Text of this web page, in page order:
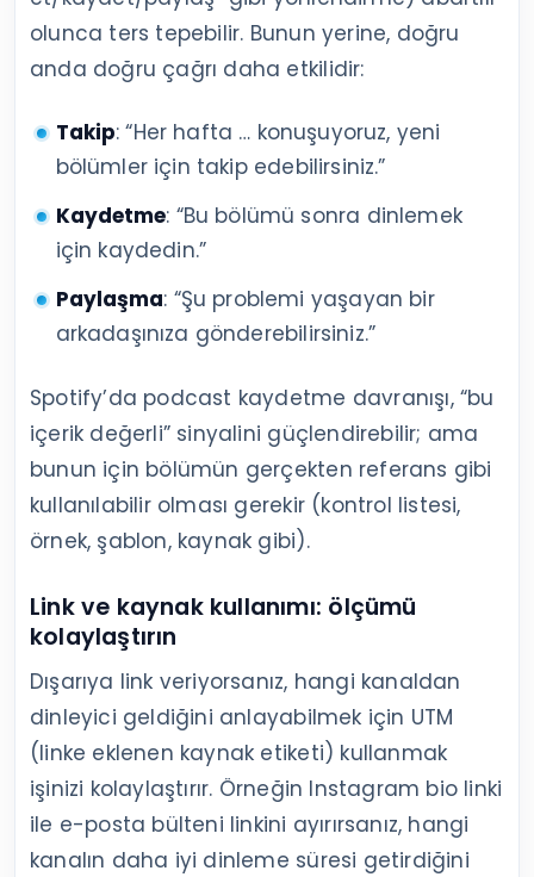
olunca ters tepebilir. Bunun yerine, doğru
anda doğru çağrı daha etkilidir:
Takip: “Her hafta … konuşuyoruz, yeni
bölümler için takip edebilirsiniz.”
Kaydetme: “Bu bölümü sonra dinlemek
için kaydedin.”
Paylaşma: “Şu problemi yaşayan bir
arkadaşınıza gönderebilirsiniz.”
Spotify’da podcast kaydetme davranışı, “bu
içerik değerli” sinyalini güçlendirebilir; ama
bunun için bölümün gerçekten referans gibi
kullanılabilir olması gerekir (kontrol listesi,
örnek, şablon, kaynak gibi).
Link ve kaynak kullanımı: ölçümü
kolaylaştırın
Dışarıya link veriyorsanız, hangi kanaldan
dinleyici geldiğini anlayabilmek için UTM
(linke eklenen kaynak etiketi) kullanmak
işinizi kolaylaştırır. Örneğin Instagram bio linki
ile e-posta bülteni linkini ayırırsanız, hangi
kanalın daha iyi dinleme süresi getirdiğini